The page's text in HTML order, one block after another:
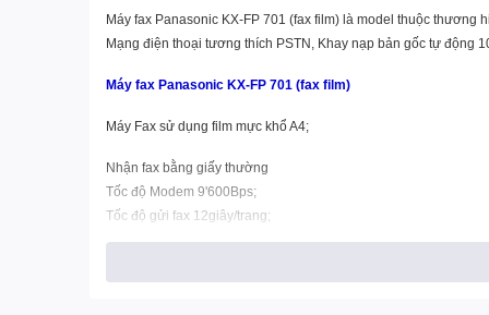
Máy fax Panasonic KX-FP 701 (fax film) là model thuộc thương
Mạng điện thoại tương thích PSTN, Khay nạp bản gốc tự động
Máy fax Panasonic KX-FP 701 (fax film)
Máy Fax sử dụng film mực khổ A4;
Nhận fax bằng giấy thường
Tốc độ Modem 9'600Bps;
Tốc độ gửi fax 12giây/trang;
Mạng điện thoại tương thích PSTN;